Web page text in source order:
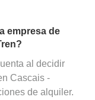
empresa de
al decidir
Cascais -
de alquiler.